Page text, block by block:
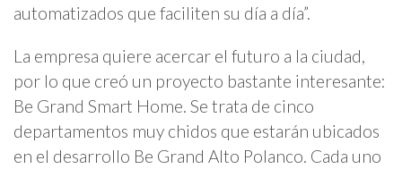
automatizados que faciliten su día a día”.
La empresa quiere acercar el futuro a la ciudad,
por lo que creó un proyecto bastante interesante:
Be Grand Smart Home. Se trata de cinco
departamentos muy chidos que estarán ubicados
en el desarrollo Be Grand Alto Polanco. Cada uno